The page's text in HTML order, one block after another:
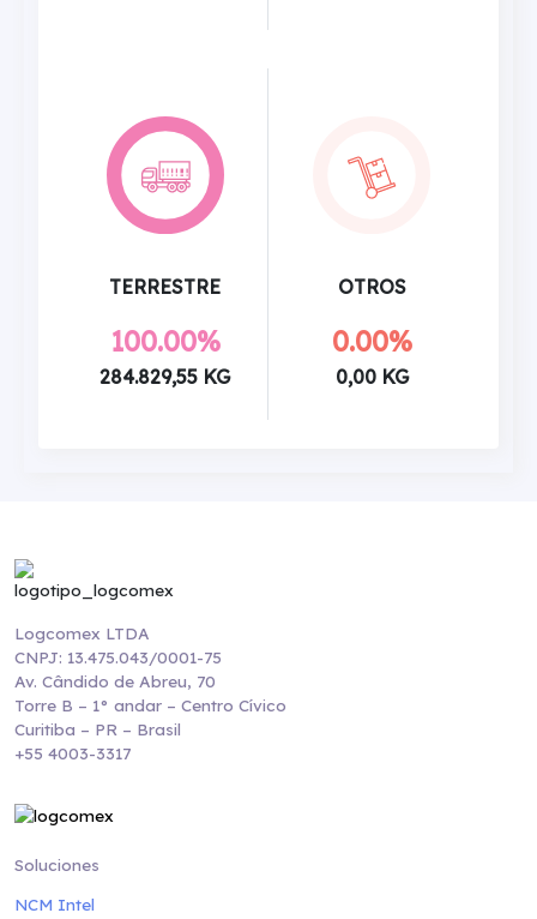
TERRESTRE
100.00%
284.829,55 KG
OTROS
0.00%
0,00 KG
Logcomex LTDA
CNPJ: 13.475.043/0001-75
Av. Cândido de Abreu, 70
Torre B – 1° andar – Centro Cívico
Curitiba – PR – Brasil
+55 4003-3317
Soluciones
NCM Intel